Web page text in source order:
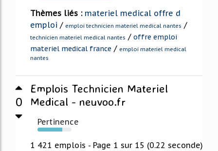
Thèmes liés : materiel medical offre d
emploi / emploi technicien materiel medical nantes /
technicien materiel medical nantes / offre emploi
materiel medical france / emploi materiel medical
nantes
0
Emplois Technicien Materiel
Medical - neuvoo.fr
Pertinence
73%
1 421 emplois - Page 1 sur 15 (0.22 seconde)